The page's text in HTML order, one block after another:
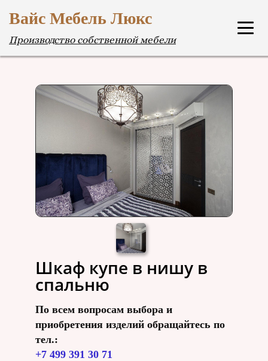
Вайс Мебель Люкс
Производство собственной мебели
Шкаф купе в нишу в
спальню
По всем вопросам выбора и
приобретения изделий обращайтесь по
тел.:
+7 499 391 30 71